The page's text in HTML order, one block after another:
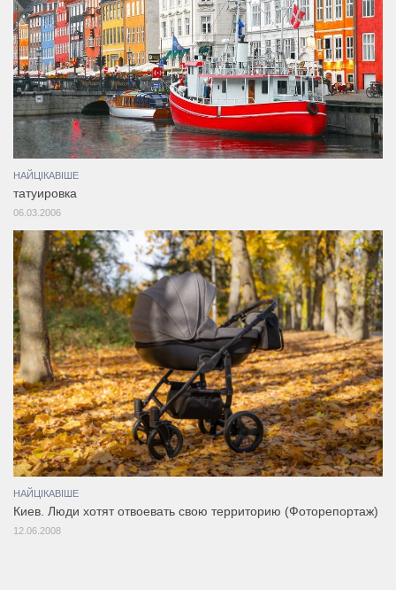
НАЙЦІКАВІШЕ
татуировка
06.03.2006
НАЙЦІКАВІШЕ
Киев. Люди хотят отвоевать свою территорию (Фоторепортаж)
12.06.2008